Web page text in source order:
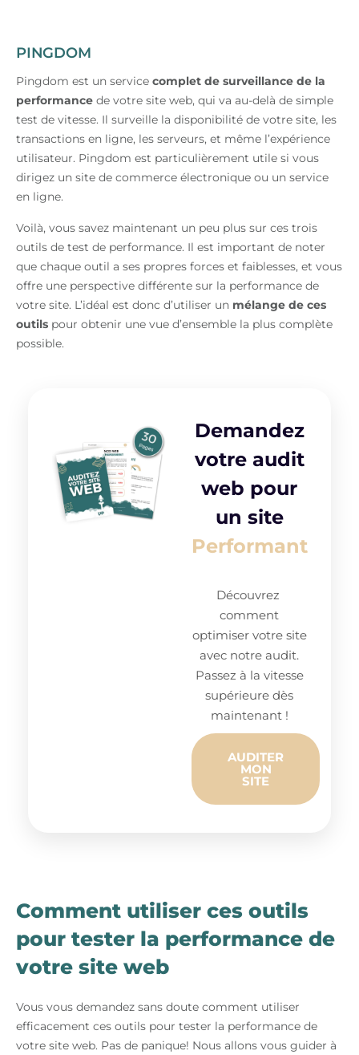
PINGDOM
Pingdom est un service complet de surveillance de la
performance de votre site web, qui va au-delà de simple
test de vitesse. Il surveille la disponibilité de votre site, les
transactions en ligne, les serveurs, et même l’expérience
utilisateur. Pingdom est particulièrement utile si vous
dirigez un site de commerce électronique ou un service
en ligne.
Voilà, vous savez maintenant un peu plus sur ces trois
outils de test de performance. Il est important de noter
que chaque outil a ses propres forces et faiblesses, et vous
offre une perspective différente sur la performance de
votre site. L’idéal est donc d’utiliser un mélange de ces
outils pour obtenir une vue d’ensemble la plus complète
possible.
Demandez
votre audit
web pour
un site
Performant
Découvrez
comment
optimiser votre site
avec notre audit.
Passez à la vitesse
supérieure dès
maintenant !
AUDITER
MON
SITE
Comment utiliser ces outils
pour tester la performance de
votre site web
Vous vous demandez sans doute comment utiliser
efficacement ces outils pour tester la performance de
votre site web. Pas de panique! Nous allons vous guider à